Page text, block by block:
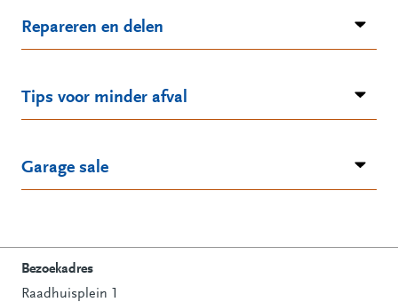
Repareren en delen
Tips voor minder afval
Garage sale
Bezoekadres
Raadhuisplein 1